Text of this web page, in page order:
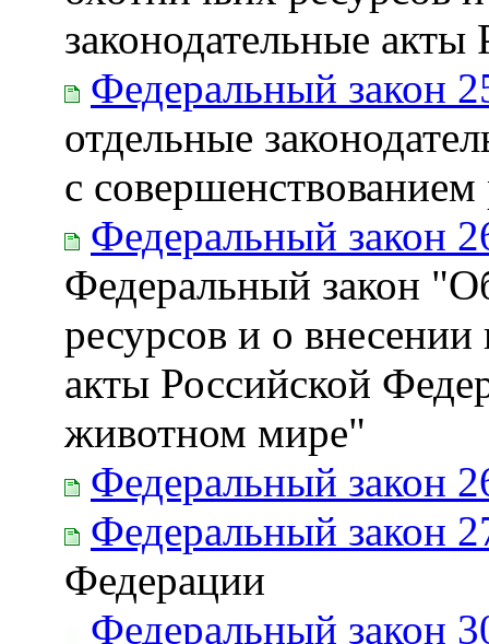
законодательные
Федеральный закон
отдельные
с
Федеральный закон
Федеральный закон
ресурсов и о
акты Российской
животном мире"
Федеральный закон
Федеральный закон
Федерации
Федеральный закон